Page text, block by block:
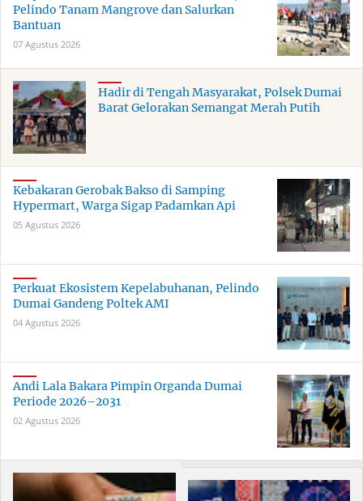
Pelindo Tanam Mangrove dan Salurkan
Bantuan
07 Agustus 2026
Hadir di Tengah Masyarakat, Polsek Dumai
Barat Gelorakan Semangat Merah Putih
Kebakaran Gerobak Bakso di Samping
Hypermart, Warga Sigap Padamkan Api
05 Agustus 2026
Perkuat Ekosistem Kepelabuhanan, Pelindo
Dumai Gandeng Poltek AMI
04 Agustus 2026
Andi Lala Bakara Pimpin Organda Dumai
Periode 2026–2031
02 Agustus 2026